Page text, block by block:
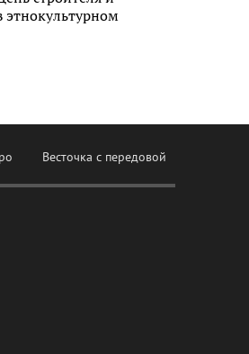
этнокультурном
Весточка с передовой